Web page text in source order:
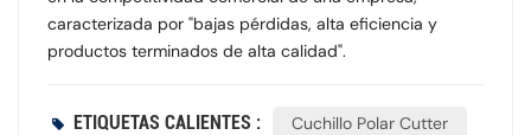
caracterizada por "bajas pérdidas, alta eficiencia y
productos terminados de alta calidad".
ETIQUETAS CALIENTES :
Cuchillo Polar Cutter